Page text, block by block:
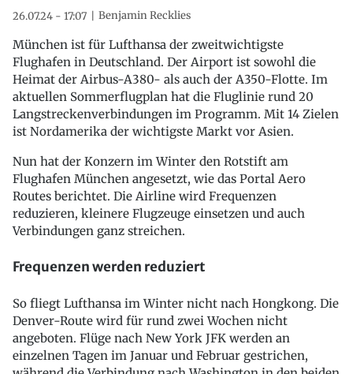
26.07.24 - 17:07 Benjamin Recklies
München ist für Lufthansa der zweitwichtigste
Flughafen in Deutschland. Der Airport ist sowohl die
Heimat der Airbus-A380- als auch der A350-Flotte. Im
aktuellen Sommerflugplan hat die Fluglinie rund 20
Langstreckenverbindungen im Programm. Mit 14 Zielen
ist Nordamerika der wichtigste Markt vor Asien.
Nun hat der Konzern im Winter den Rotstift am
Flughafen München angesetzt, wie das Portal Aero
Routes berichtet. Die Airline wird Frequenzen
reduzieren, kleinere Flugzeuge einsetzen und auch
Verbindungen ganz streichen.
Frequenzen werden reduziert
So fliegt Lufthansa im Winter nicht nach Hongkong. Die
Denver-Route wird für rund zwei Wochen nicht
angeboten. Flüge nach New York JFK werden an
einzelnen Tagen im Januar und Februar gestrichen,